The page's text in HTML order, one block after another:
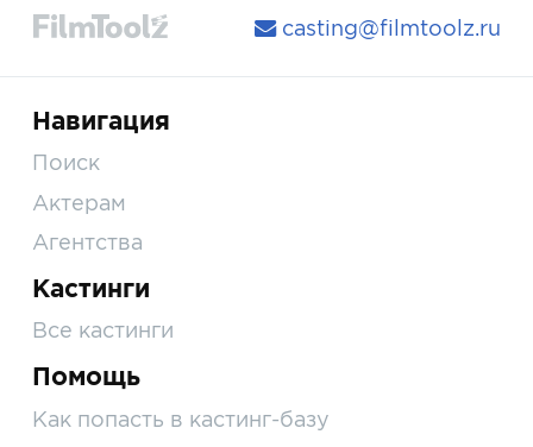
casting@filmtoolz.ru
Навигация
Поиск
Актерам
Агентства
Кастинги
Все кастинги
Помощь
Как попасть в кастинг-базу